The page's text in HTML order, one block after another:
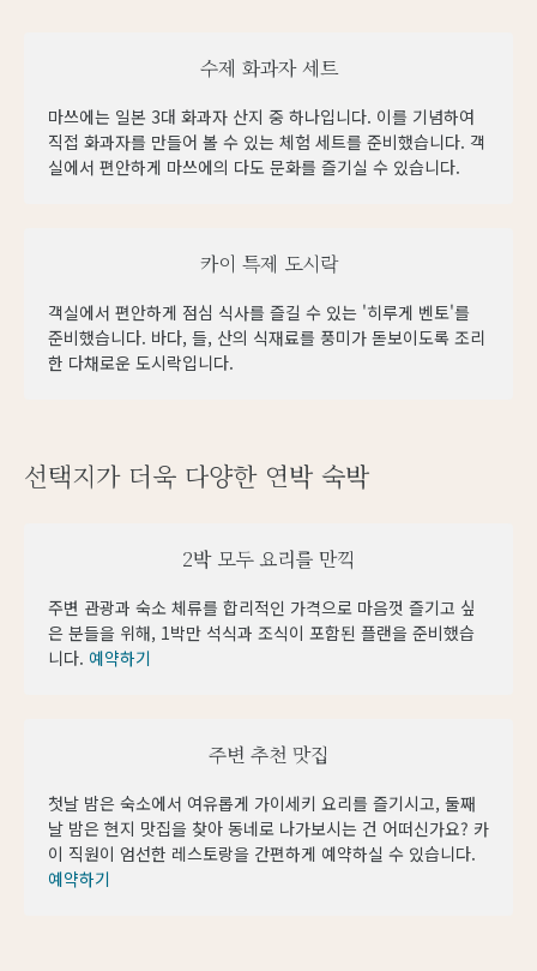
수제 화과자 세트
마쓰에는 일본 3대 화과자 산지 중 하나입니다. 이를 기념하여
직접 화과자를 만들어 볼 수 있는 체험 세트를 준비했습니다. 객
실에서 편안하게 마쓰에의 다도 문화를 즐기실 수 있습니다.
카이 특제 도시락
객실에서 편안하게 점심 식사를 즐길 수 있는 '히루게 벤토'를
준비했습니다. 바다, 들, 산의 식재료를 풍미가 돋보이도록 조리
한 다채로운 도시락입니다.
선택지가 더욱 다양한 연박 숙박
2박 모두 요리를 만끽
주변 관광과 숙소 체류를 합리적인 가격으로 마음껏 즐기고 싶
은 분들을 위해, 1박만 석식과 조식이 포함된 플랜을 준비했습
니다. 예약하기
주변 추천 맛집
첫날 밤은 숙소에서 여유롭게 가이세키 요리를 즐기시고, 둘째
날 밤은 현지 맛집을 찾아 동네로 나가보시는 건 어떠신가요? 카
이 직원이 엄선한 레스토랑을 간편하게 예약하실 수 있습니다.
예약하기